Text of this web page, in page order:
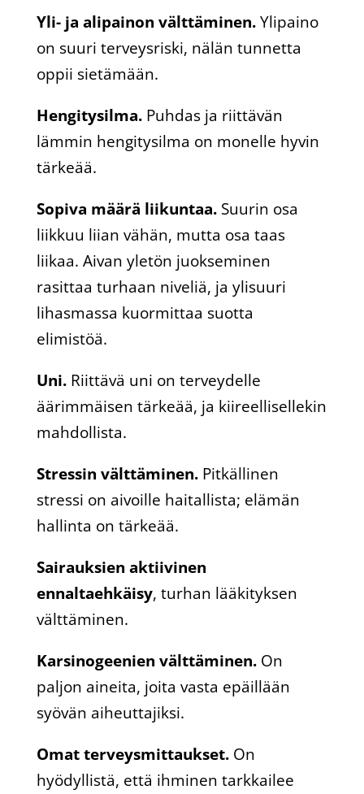
Yli- ja alipainon välttäminen.Ylipaino
on suuri terveysriski, nälän tunnetta
oppii sietämään.
Hengitysilma.Puhdas ja riittävän
lämmin hengitysilma on monelle hyvin
tärkeää.
Sopiva määrä liikuntaa.Suurin osa
liikkuu liian vähän, mutta osa taas
liikaa. Aivan yletön juokseminen
rasittaa turhaan niveliä, ja ylisuuri
lihasmassa kuormittaa suotta
elimistöä.
Uni.Riittävä uni on terveydelle
äärimmäisen tärkeää, ja kiireellisellekin
mahdollista.
Stressin välttäminen.Pitkällinen
stressi on aivoille haitallista; elämän
hallinta on tärkeää.
Sairauksien aktiivinen
ennaltaehkäisy, turhan lääkityksen
välttäminen.
Karsinogeenien välttäminen.On
paljon aineita, joita vasta epäillään
syövän aiheuttajiksi.
Omat terveysmittaukset.On
hyödyllistä, että ihminen tarkkailee